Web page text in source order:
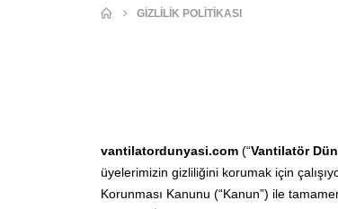
GIZLILIK POLITIKASI
vantilatordunyasi.com (“Vantilatör
üyelerimizin gizliliğini korumak için
Korunması Kanunu (“Kanun”) ile